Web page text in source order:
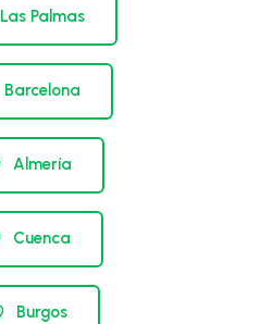
Las Palmas
Barcelona
Almería
Cuenca
Burgos